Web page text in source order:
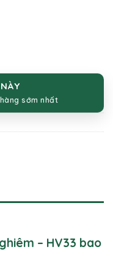
sớm nhất
– HV33 bao